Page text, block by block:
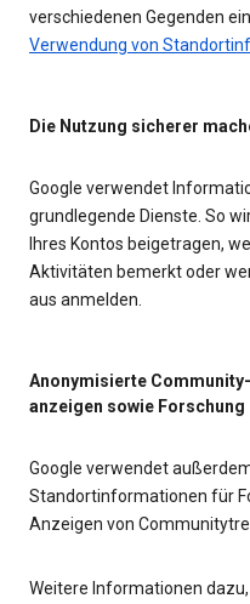
verschiedenen Gegenden
Verwendung von
Die Nutzung sicherer
Google verwendet
grundlegende Dienste. So
Ihres Kontos beigetragen,
Aktivitäten bemerkt oder
aus anmelden.
Anonymisierte
anzeigen sowie Forschung
Google verwendet
Standortinformationen für
Anzeigen von
Weitere Informationen